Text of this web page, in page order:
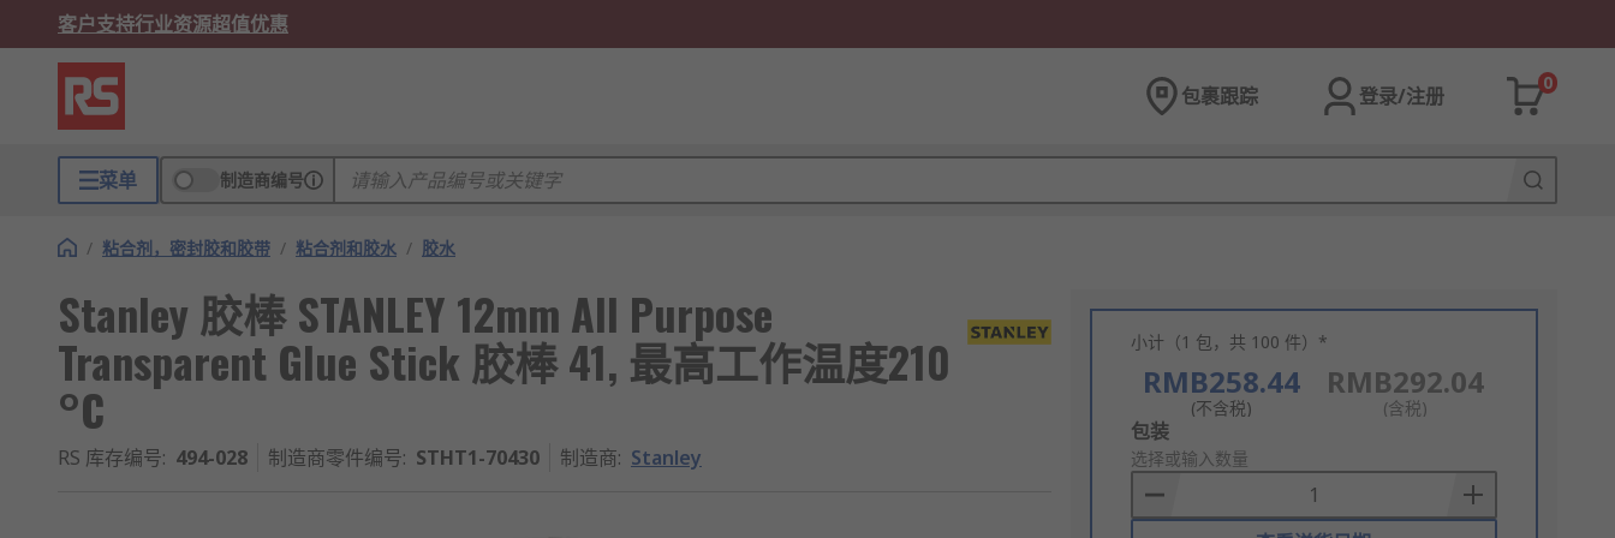
客户支持行业资源超值优惠
包裹跟踪 登录/注册
0
菜单 制造商编号
/ 粘合剂，密封胶和胶带 / 粘合剂和胶水 / 胶水
Stanley 胶棒 STANLEY 12mm All Purpose
Transparent Glue Stick 胶棒 41, 最高工作温度210
°C
RS 库存编号: 494-028 制造商零件编号: STHT1-70430 制造商: Stanley
小计（1 包，共 100 件）*
RMB258.44
(不含税)
RMB292.04
(含税)
Add
to
Basket
包装
选择或输入数量